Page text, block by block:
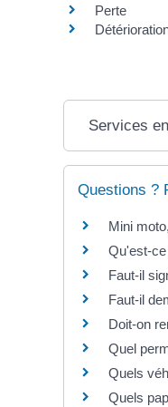
Perte
Services
Questions ?
Mini
Qu'est-
Faut-il
Faut-il
Doit-on
Quel
Quels
Quels